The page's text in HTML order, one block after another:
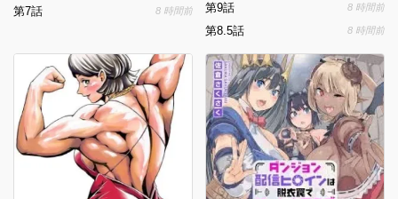
第7話 8 時間前 第9話 8 時間前
第8.5話 8 時間前